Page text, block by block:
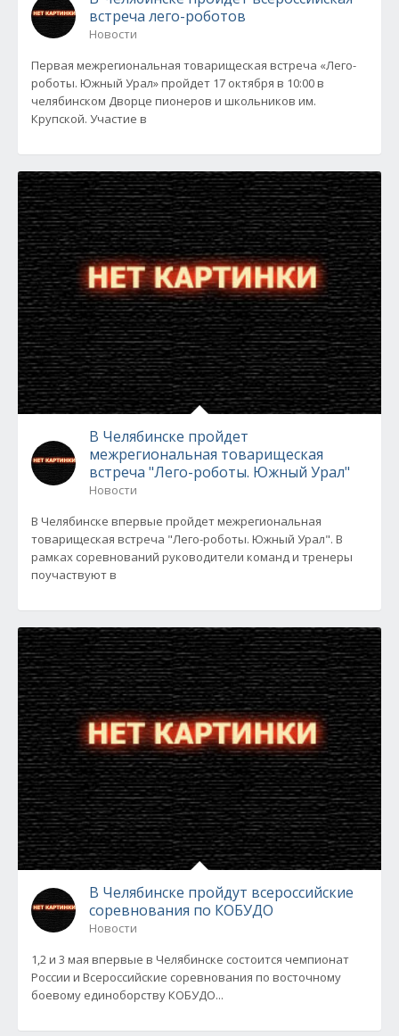
встреча лего-роботов
Новости
Первая межрегиональная товарищеская встреча «Лего-
роботы. Южный Урал» пройдет 17 октября в 10:00 в
челябинском Дворце пионеров и школьников им.
Крупской. Участие в
В Челябинске пройдет
межрегиональная товарищеская
встреча "Лего-роботы. Южный Урал"
Новости
В Челябинске впервые пройдет межрегиональная
товарищеская встреча "Лего-роботы. Южный Урал". В
рамках соревнований руководители команд и тренеры
поучаствуют в
В Челябинске пройдут всероссийские
соревнования по КОБУДО
Новости
1,2 и 3 мая впервые в Челябинске состоится чемпионат
России и Всероссийские соревнования по восточному
боевому единоборству КОБУДО...